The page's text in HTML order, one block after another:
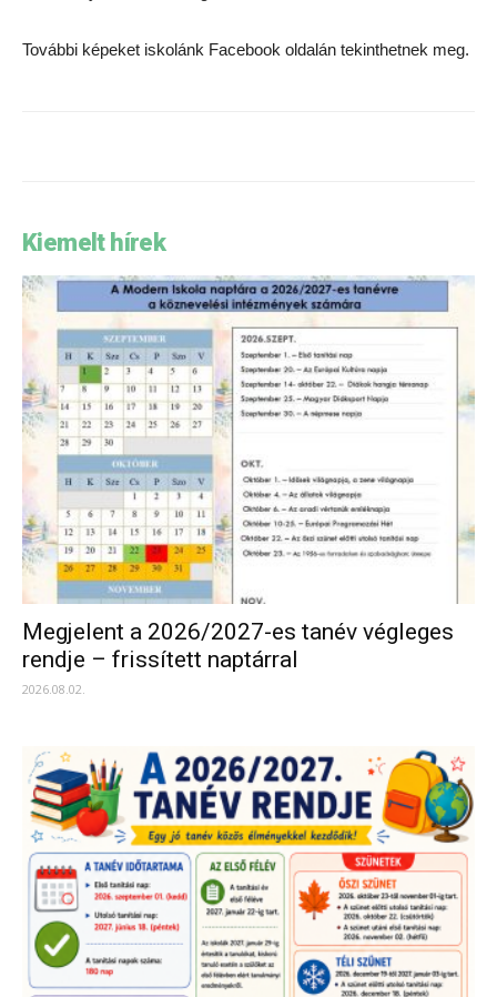
További képeket iskolánk Facebook oldalán tekinthetnek meg.
Kiemelt hírek
Megjelent a 2026/2027-es tanév végleges
rendje – frissített naptárral
2026.08.02.